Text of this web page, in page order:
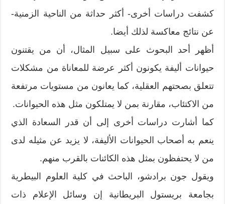
كشفت دراسات أخرى- أكثر حداثة من الناحية الزمنية-
عن نتائج معاكسة لذلك أيضا.
أظهر أحد البحوث على سبيل المثال، أن من يقتنون
حيوانات أليفة يكونون أكثر عرضة للمعاناة من مشكلات
تتعلق بصحتهم العقلية، كما يعانون من مستويات مرتفعة
من الاكتئاب، مقارنة بمن لا يمتلكون مثل هذه الحيوانات.
كما أشارت دراسات أخرى إلى أن قدر السعادة الذي
ينعم به أصحاب الحيوانات الأليفة، لا يزيد عن مثيله لدى
من لا يحتفظون بمثل هذه الكائنات بالقرب منهم.
ويقول جون برادشو، الباحث في كلية العلوم البيطرية
بجامعة بريستول البريطانية إن وسائل الإعلام ذات